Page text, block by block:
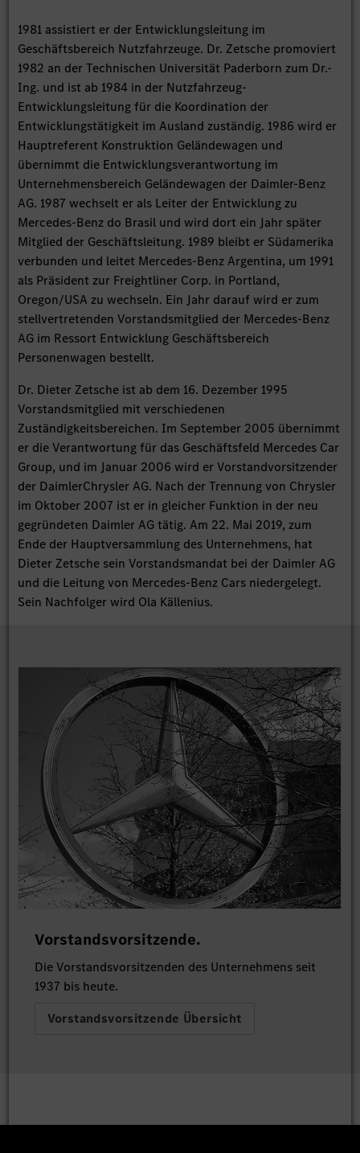
1981 assistiert er der Entwicklungsleitung im
Geschäftsbereich Nutzfahrzeuge. Dr. Zetsche promoviert
1982 an der Technischen Universität Paderborn zum Dr.-
Ing. und ist ab 1984 in der Nutzfahrzeug-
Entwicklungsleitung für die Koordination der
Entwicklungstätigkeit im Ausland zuständig. 1986 wird er
Hauptreferent Konstruktion Geländewagen und
übernimmt die Entwicklungsverantwortung im
Unternehmensbereich Geländewagen der Daimler-Benz
AG. 1987 wechselt er als Leiter der Entwicklung zu
Mercedes-Benz do Brasil und wird dort ein Jahr später
Mitglied der Geschäftsleitung. 1989 bleibt er Südamerika
verbunden und leitet Mercedes-Benz Argentina, um 1991
als Präsident zur Freightliner Corp. in Portland,
Oregon/USA zu wechseln. Ein Jahr darauf wird er zum
stellvertretenden Vorstandsmitglied der Mercedes-Benz
AG im Ressort Entwicklung Geschäftsbereich
Personenwagen bestellt.
Dr. Dieter Zetsche ist ab dem 16. Dezember 1995
Vorstandsmitglied mit verschiedenen
Zuständigkeitsbereichen. Im September 2005 übernimmt
er die Verantwortung für das Geschäftsfeld Mercedes Car
Group, und im Januar 2006 wird er Vorstandvorsitzender
der DaimlerChrysler AG. Nach der Trennung von Chrysler
im Oktober 2007 ist er in gleicher Funktion in der neu
gegründeten Daimler AG tätig. Am 22. Mai 2019, zum
Ende der Hauptversammlung des Unternehmens, hat
Dieter Zetsche sein Vorstandsmandat bei der Daimler AG
und die Leitung von Mercedes-Benz Cars niedergelegt.
Sein Nachfolger wird Ola Källenius.
Vorstandsvorsitzende.
Die Vorstandsvorsitzenden des Unternehmens seit
1937 bis heute.
Vorstandsvorsitzende Übersicht